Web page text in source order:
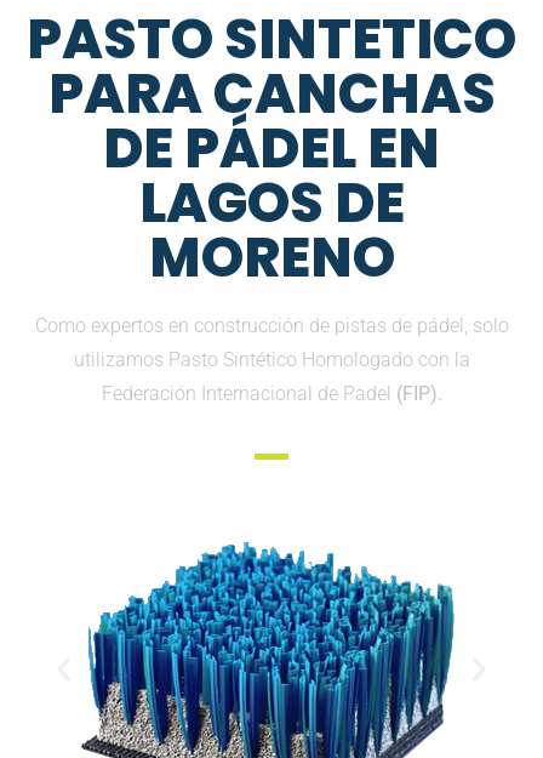
PASTO SINTETICO
PARA CANCHAS
DE PÁDEL EN
LAGOS DE
MORENO
Como expertos en construcción de pistas de pádel, solo
utilizamos Pasto Sintético Homologado con la
Federación Internacional de Padel (FIP).